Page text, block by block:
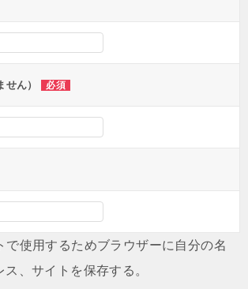
せん） 必須
で使用するためブラウザーに自分の名
、サイトを保存する。